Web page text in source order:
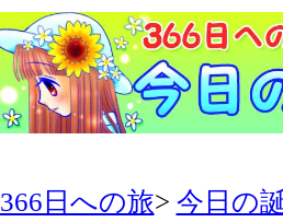
366日への旅> 今日の